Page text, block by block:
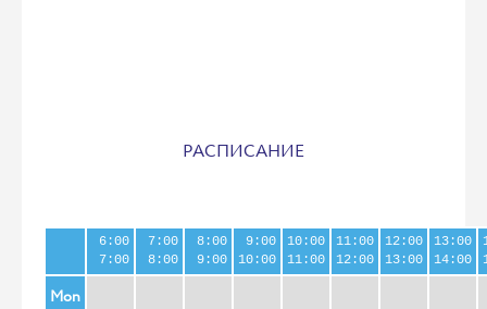
РАСПИСАНИЕ
6:00
7:00
7:00
8:00
8:00
9:00
9:00
10:00
10:00
11:00
11:00
12:00
12:00
13:00
13:00
14:00
Mon